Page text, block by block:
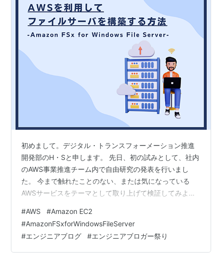
初めまして。デジタル・トランスフォーメーション推進
開発部のH・Sと申します。 先日、初の試みとして、社内
のAWS事業推進チーム内で自由研究の発表を行いまし
た。 今まで触れたことのない、または気になっている
AWSサービスをテーマとして取り上げて検証してみよ
た。 発表者は、調査内容や検証結果をまとめて、15分～
20分の持ち時間で発表しました。新入社員の方々や先輩
社員の発表を聞いて、自分には思いつかなかったテーマ
もあり、とても勉強になりました。 チーム内で、せっか
#AWS #Amazon EC2
#AmazonFSxforWindowsFileServer
#エンジニアブログ #エンジニアブロガー祭り